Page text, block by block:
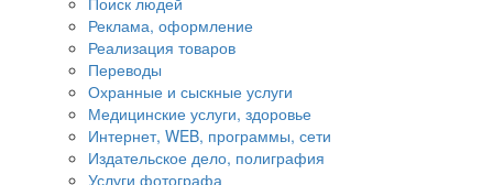
Реклама, оформление
Реализация товаров
Переводы
Охранные и сыскные услуги
Медицинские услуги, здоровье
Интернет, WEB, программы, сети
Издательское дело, полиграфия
Услуги фотографа